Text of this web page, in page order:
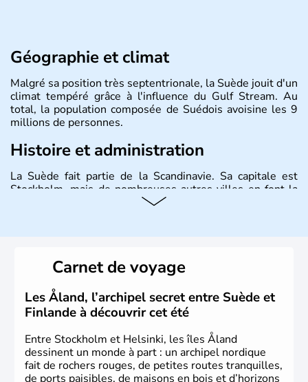
Géographie et climat
Malgré sa position très septentrionale, la Suède jouit d'un
climat tempéré grâce à l'influence du Gulf Stream. Au
total, la population composée de Suédois avoisine les 9
millions de personnes.
Histoire et administration
La Suède fait partie de la Scandinavie. Sa capitale est
Stockholm, mais de nombreuses autres villes en font la
renommée comme Malmö et Göteborg. Elle fait partie de
de cuivre et de bois.
Carnet de voyage
Les Åland, l’archipel secret entre Suède et
Finlande à découvrir cet été
Entre Stockholm et Helsinki, les îles Åland
dessinent un monde à part : un archipel nordique
fait de rochers rouges, de petites routes tranquilles,
de ports paisibles, de maisons en bois et d’horizons